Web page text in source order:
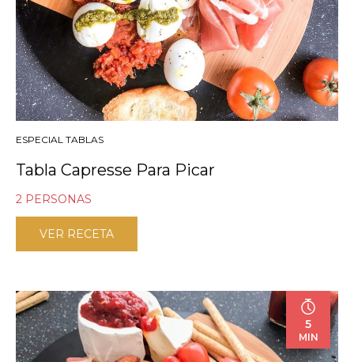
ESPECIAL TABLAS
Tabla Capresse Para Picar
2 PERSONAS
VER RECETA
5
MIN